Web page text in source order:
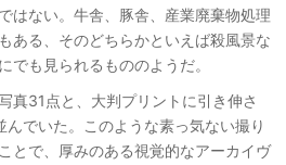
はない。牛舎、豚舎、産業廃棄物処理
ある、そのどちらかといえば殺風景な
でも見られるもののようだ。
真31点と、大判プリントに引き伸さ
でいた。このような素っ気ない撮り
とで、厚みのある視覚的なアーカイヴ